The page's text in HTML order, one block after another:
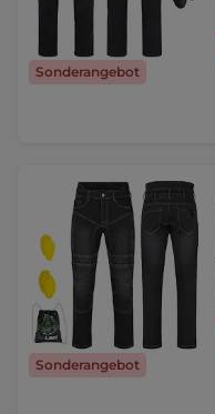
Sonderangebot
Sonderangebot